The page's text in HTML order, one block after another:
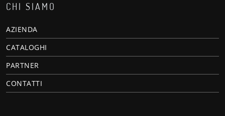
CHI SIAMO
AZIENDA
CATALOGHI
PARTNER
CONTATTI